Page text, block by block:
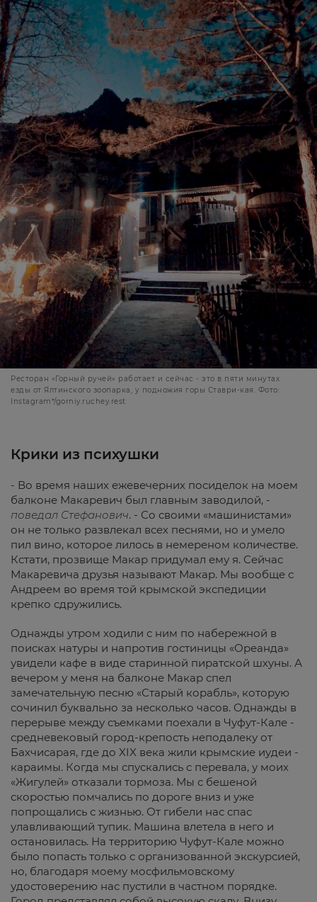
Ресторан «Горный ручей» работает и сейчас - это в пяти минутах
езды от Ялтинского зоопарка, у подножия горы Ставри-кая. Фото:
Instagram*/gorniy.ruchey.rest
Крики из психушки
- Во время наших ежевечерних посиделок на моем
балконе Макаревич был главным заводилой, -
поведал Стефанович. - Со своими «машинистами»
он не только развлекал всех песнями, но и умело
пил вино, которое лилось в немереном количестве.
Кстати, прозвище Макар придумал ему я. Сейчас
Макаревича друзья называют Макар. Мы вообще с
Андреем во время той крымской экспедиции
крепко сдружились.
Однажды утром ходили с ним по набережной в
поисках натуры и напротив гостиницы «Ореанда»
увидели кафе в виде старинной пиратской шхуны. А
вечером у меня на балконе Макар спел
замечательную песню «Старый корабль», которую
сочинил буквально за несколько часов. Однажды в
перерыве между съемками поехали в Чуфут-Кале -
средневековый город-крепость неподалеку от
Бахчисарая, где до XIX века жили крымские иудеи -
караимы. Когда мы спускались с перевала, у моих
«Жигулей» отказали тормоза. Мы с бешеной
скоростью помчались по дороге вниз и уже
попрощались с жизнью. От гибели нас спас
улавливающий тупик. Машина влетела в него и
остановилась. На территорию Чуфут-Кале можно
было попасть только с организованной экскурсией,
но, благодаря моему мосфильмовскому
удостоверению нас пустили в частном порядке.